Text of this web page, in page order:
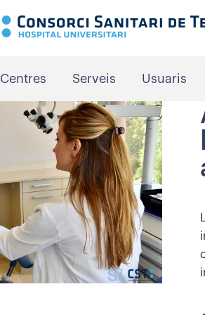
Centres Serveis Usuaris